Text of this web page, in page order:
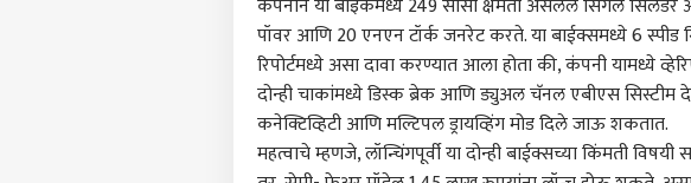
कंपनीने या बाइकमध्ये 249 सीसी क्षमता असलेले सिंगल
पॉवर आणि 20 एनएन टॉर्क जनरेट करते. या बाईक्समध्ये 6 स्पीड
रिपोर्टमध्ये असा दावा करण्यात आला होता की, कंपनी यामध्ये
दोन्ही चाकांमध्ये डिस्क ब्रेक आणि ड्युअल चॅनल एबीएस सिस्टीम
कनेक्टिव्हिटी आणि मल्टिपल ड्रायव्हिंग मोड दिले जाऊ शकतात.
महत्वाचे म्हणजे, लॉन्चिंगपूर्वी या दोन्ही बाईक्सच्या किंमती
हॅलो गेस्ट
आमच्यासोबत जाहिरात करा
पर्सनल कॉर्नर
टॉप आर्टिकल टॉप
राजकारण